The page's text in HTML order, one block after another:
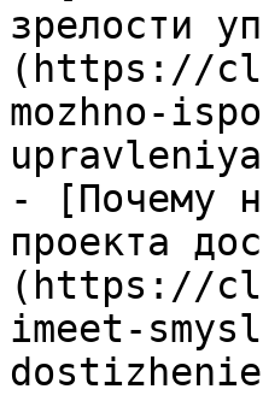
зрелости
(https://
mozhno-
- [Почему
проекта
(https://
imeet-